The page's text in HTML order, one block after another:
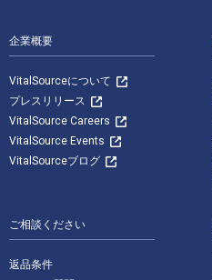
企業概要
VitalSourceについて
プレスリリース
VitalSource Careers
VitalSource Events
VitalSourceブログ
ご相談ください
返品条件